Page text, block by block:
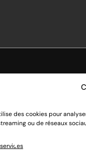
des cookies pour
ou de réseaux
Switch 1 et 2,
par des dons,